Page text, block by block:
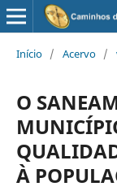
Início / Acervo /
O
À